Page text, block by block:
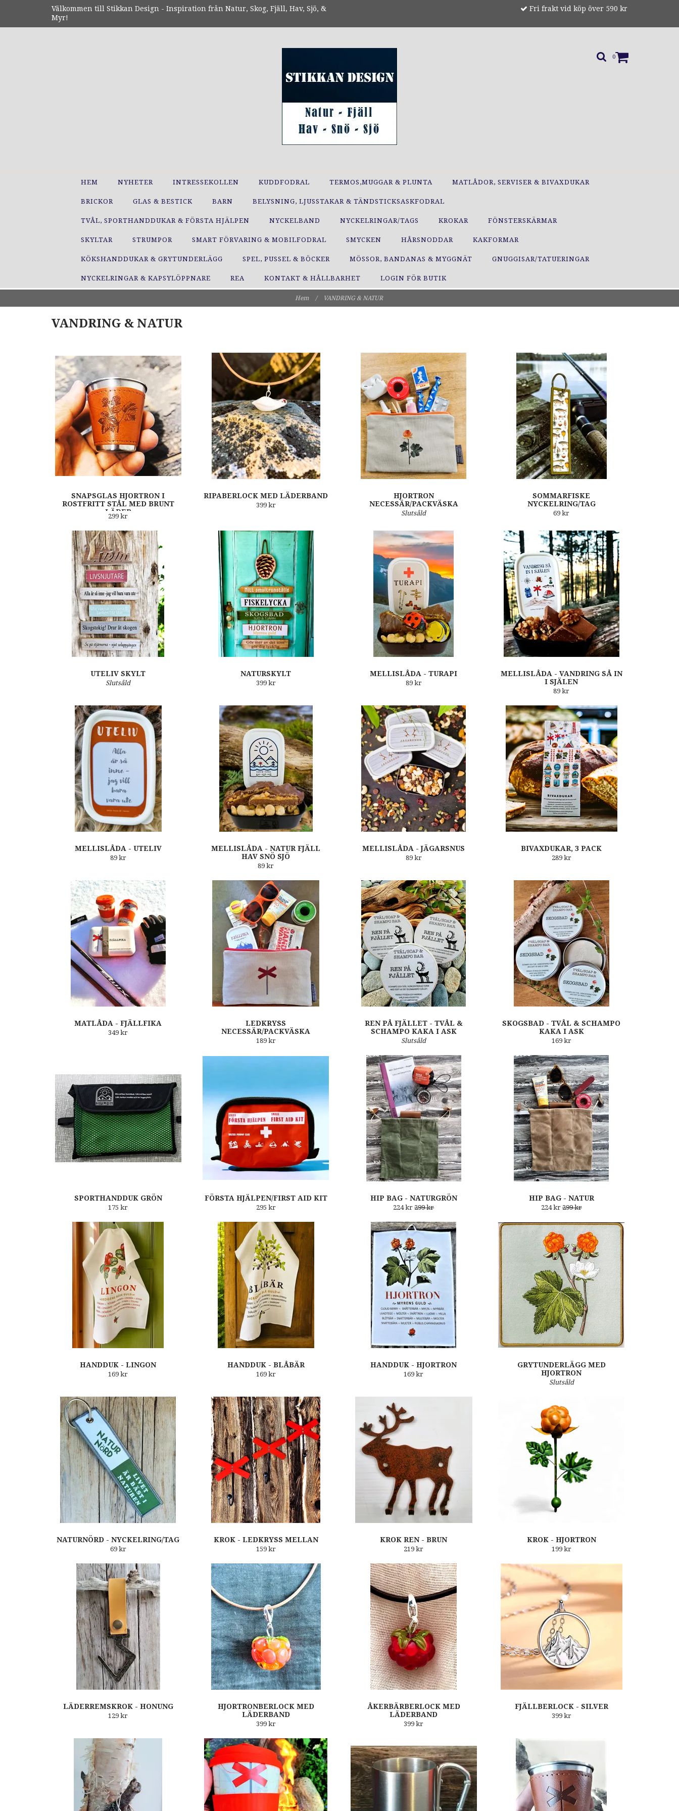
Välkommen till Stikkan Design - Inspiration från Natur, Skog, Fjäll, Hav, Sjö, &
Myr!
Fri frakt vid köp över 590 kr
0
HEM NYHETER INTRESSEKOLLEN KUDDFODRAL TERMOS,MUGGAR & PLUNTA MATLÅDOR, SERVISER & BIVAXDUKAR
BRICKOR GLAS & BESTICK BARN BELYSNING, LJUSSTAKAR & TÄNDSTICKSASKFODRAL
TVÅL, SPORTHANDDUKAR & FÖRSTA HJÄLPEN NYCKELBAND NYCKELRINGAR/TAGS KROKAR FÖNSTERSKÄRMAR
SKYLTAR STRUMPOR SMART FÖRVARING & MOBILFODRAL SMYCKEN HÅRSNODDAR KAKFORMAR
KÖKSHANDDUKAR & GRYTUNDERLÄGG SPEL, PUSSEL & BÖCKER MÖSSOR, BANDANAS & MYGGNÄT GNUGGISAR/TATUERINGAR
NYCKELRINGAR & KAPSYLÖPPNARE REA KONTAKT & HÅLLBARHET LOGIN FÖR BUTIK
Hem / VANDRING & NATUR
VANDRING & NATUR
SNAPSGLAS HJORTRON I
ROSTFRITT STÅL MED BRUNT
LÄDER
299 kr
RIPABERLOCK MED LÄDERBAND
399 kr
HJORTRON
NECESSÄR/PACKVÄSKA
Slutsåld
SOMMARFISKE
NYCKELRING/TAG
69 kr
UTELIV SKYLT
Slutsåld
NATURSKYLT
399 kr
MELLISLÅDA - TURAPI
89 kr
MELLISLÅDA - VANDRING SÅ IN
I SJÄLEN
89 kr
MELLISLÅDA - UTELIV
89 kr
MELLISLÅDA - NATUR FJÄLL
HAV SNÖ SJÖ
89 kr
MELLISLÅDA - JÄGARSNUS
89 kr
BIVAXDUKAR, 3 PACK
289 kr
MATLÅDA - FJÄLLFIKA
349 kr
LEDKRYSS
NECESSÄR/PACKVÄSKA
189 kr
REN PÅ FJÄLLET - TVÅL &
SCHAMPO KAKA I ASK
Slutsåld
SKOGSBAD - TVÅL & SCHAMPO
KAKA I ASK
169 kr
SPORTHANDDUK GRÖN
175 kr
FÖRSTA HJÄLPEN/FIRST AID KIT
295 kr
HIP BAG - NATURGRÖN
224 kr299 kr
HIP BAG - NATUR
224 kr299 kr
HANDDUK - LINGON
169 kr
HANDDUK - BLÅBÄR
169 kr
HANDDUK - HJORTRON
169 kr
GRYTUNDERLÄGG MED
HJORTRON
Slutsåld
NATURNÖRD - NYCKELRING/TAG
69 kr
KROK - LEDKRYSS MELLAN
159 kr
KROK REN - BRUN
219 kr
KROK - HJORTRON
199 kr
LÄDERREMSKROK - HONUNG
129 kr
HJORTRONBERLOCK MED
LÄDERBAND
399 kr
ÅKERBÄRBERLOCK MED
LÄDERBAND
399 kr
FJÄLLBERLOCK - SILVER
399 kr